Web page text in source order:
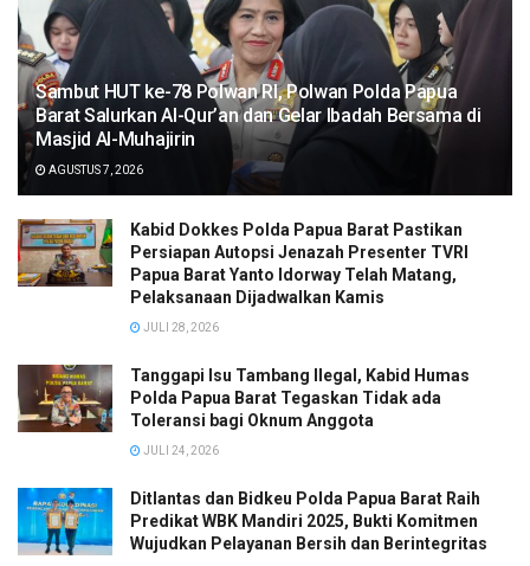
Sambut HUT ke-78 Polwan RI, Polwan Polda Papua
Barat Salurkan Al-Qur’an dan Gelar Ibadah Bersama di
Masjid Al-Muhajirin
AGUSTUS 7, 2026
Kabid Dokkes Polda Papua Barat Pastikan
Persiapan Autopsi Jenazah Presenter TVRI
Papua Barat Yanto Idorway Telah Matang,
Pelaksanaan Dijadwalkan Kamis
JULI 28, 2026
Tanggapi Isu Tambang Ilegal, Kabid Humas
Polda Papua Barat Tegaskan Tidak ada
Toleransi bagi Oknum Anggota
JULI 24, 2026
Ditlantas dan Bidkeu Polda Papua Barat Raih
Predikat WBK Mandiri 2025, Bukti Komitmen
Wujudkan Pelayanan Bersih dan Berintegritas